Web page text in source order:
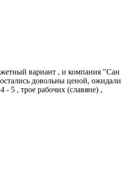
вариант , и компания "Сан
довольны ценой, ожидали
5 , трое рабочих (славяне) ,